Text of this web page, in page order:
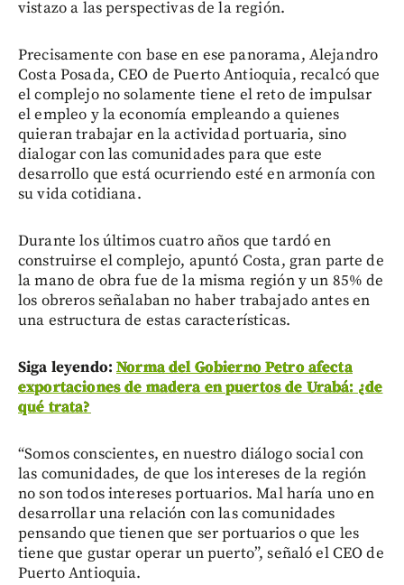
vistazo a las perspectivas de la región.
Precisamente con base en ese panorama, Alejandro
Costa Posada, CEO de Puerto Antioquia, recalcó que
el complejo no solamente tiene el reto de impulsar
el empleo y la economía empleando a quienes
quieran trabajar en la actividad portuaria, sino
dialogar con las comunidades para que este
desarrollo que está ocurriendo esté en armonía con
su vida cotidiana.
Durante los últimos cuatro años que tardó en
construirse el complejo, apuntó Costa, gran parte de
la mano de obra fue de la misma región y un 85% de
los obreros señalaban no haber trabajado antes en
una estructura de estas características.
Siga leyendo:Norma del Gobierno Petro afecta
exportaciones de madera en puertos de Urabá: ¿de
qué trata?
“Somos conscientes, en nuestro diálogo social con
las comunidades, de que los intereses de la región
no son todos intereses portuarios. Mal haría uno en
desarrollar una relación con las comunidades
pensando que tienen que ser portuarios o que les
tiene que gustar operar un puerto”, señaló el CEO de
Puerto Antioquia.